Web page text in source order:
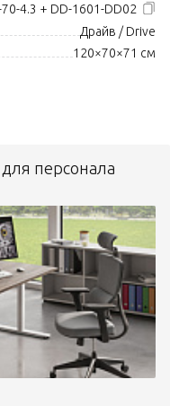
70-4.3 + DD-1601-DD02
Драйв / Drive
120×70×71 см
персонала